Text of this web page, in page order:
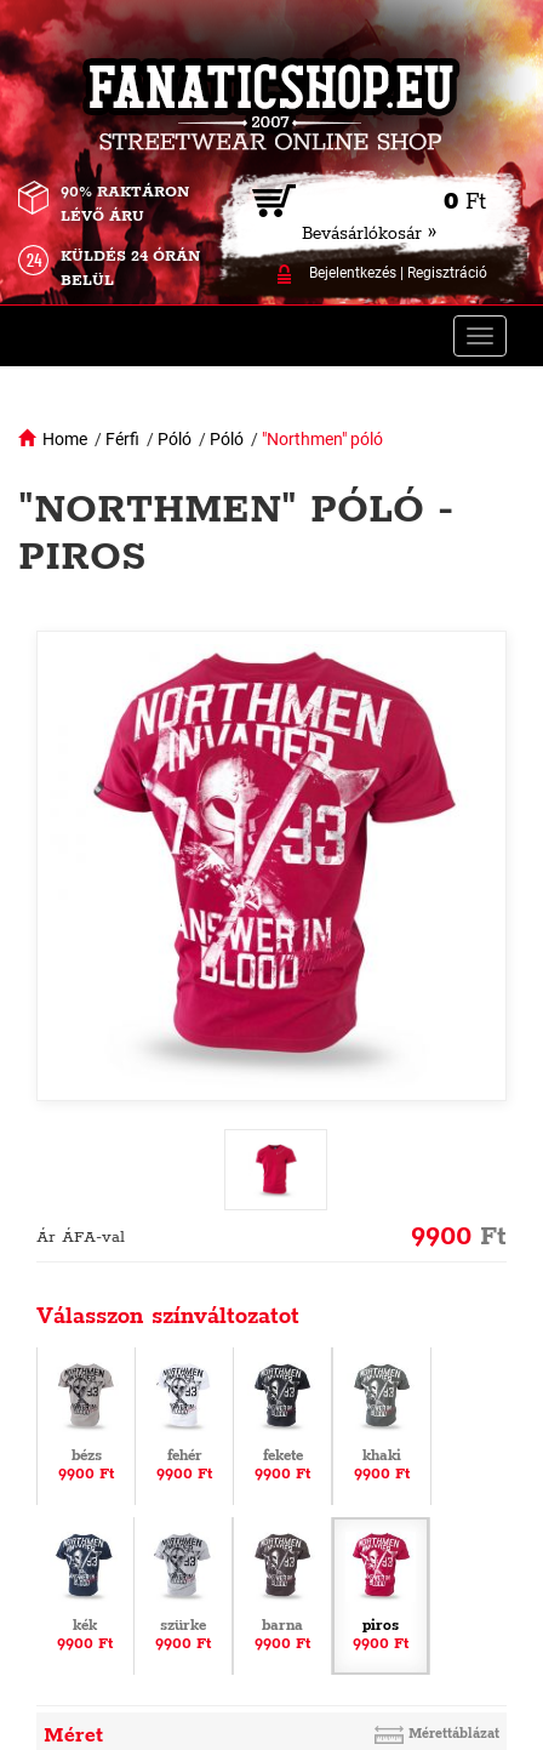
0 Ft
Bevásárlókosár »
Bejelentkezés| Regisztráció
90% RAKTÁRON
LÉVŐ ÁRU
KÜLDÉS 24 ÓRÁN
BELÜL
Toggle
Home / Férfi / Póló / Póló / "Northmen" póló
"NORTHMEN" PÓLÓ -
PIROS
Ár ÁFA-val 9900 Ft
Válasszon színváltozatot
bézs
9900 Ft
fehér
9900 Ft
fekete
9900 Ft
khaki
9900 Ft
kék
9900 Ft
szürke
9900 Ft
barna
9900 Ft
piros
9900 Ft
Méret Mérettáblázat